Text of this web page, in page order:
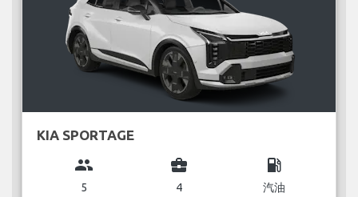
KIA SPORTAGE
group
5
business_center
4
local_gas_station
汽油